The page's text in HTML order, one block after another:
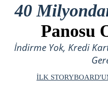
40
Panosu
İndirme Yok, Kredi
İLK